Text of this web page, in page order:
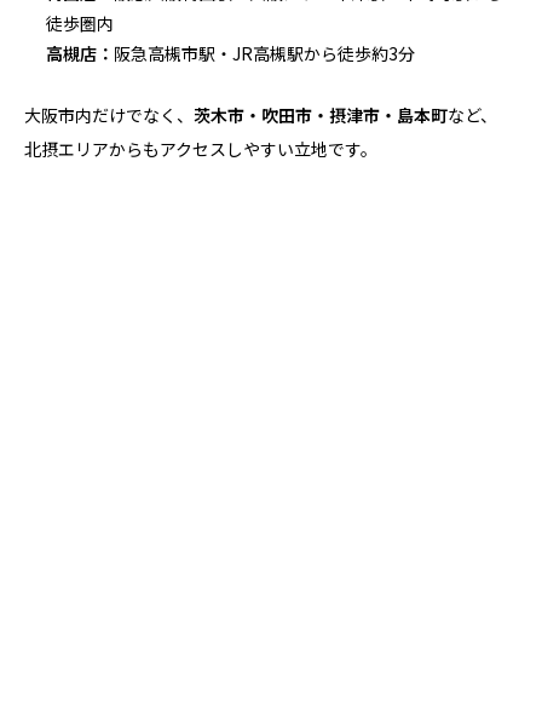
徒歩圏内
高槻店： 阪急高槻市駅・JR高槻駅から徒歩約3分
大阪市内だけでなく、 茨木市・吹田市・摂津市・島本町など、
北摂エリアからもアクセスしやすい立地です。